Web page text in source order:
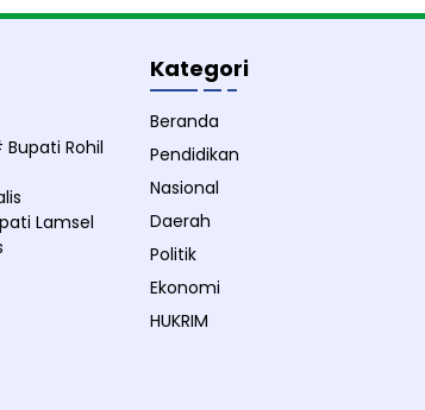
Bupati Rohil
Lamsel
Kategori
Beranda
Pendidikan
Nasional
Daerah
Politik
Ekonomi
HUKRIM